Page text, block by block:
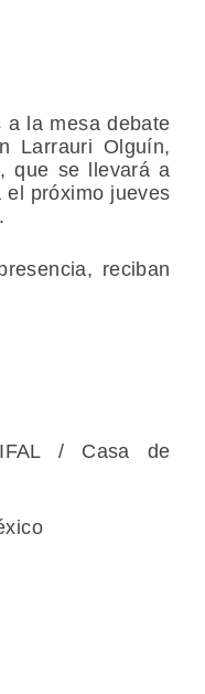
a la mesa debate
Larrauri Olguín,
que se llevará a
próximo jueves
reciban
/ Casa de